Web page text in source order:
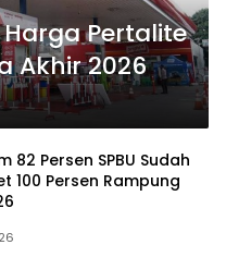
Pertalite
Akhir 2026
82 Persen SPBU Sudah
100 Persen Rampung